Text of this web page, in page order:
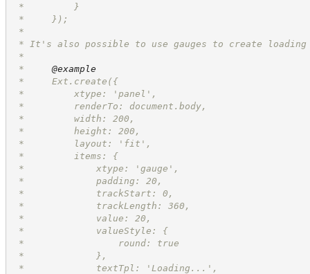
*         }
*     });
*
* It's also possible to use gauges to create
*
* @example
*     Ext.create({
*         xtype: 'panel',
*         renderTo: document.body,
*         width: 200,
*         height: 200,
*         layout: 'fit',
*         items: {
*             xtype: 'gauge',
*             padding: 20,
*             trackStart: 0,
*             trackLength: 360,
*             value: 20,
*             valueStyle: {
*                 round: true
*             },
*             textTpl: 'Loading...',